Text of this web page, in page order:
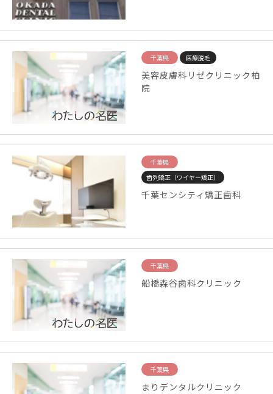
千葉県 医療脱毛
美容皮膚科リゼクリニック柏
院
千葉県
歯列矯正（ワイヤー矯正）
千葉センシティ矯正歯科
千葉県
船橋森谷歯科クリニック
千葉県
まりデンタルクリニック